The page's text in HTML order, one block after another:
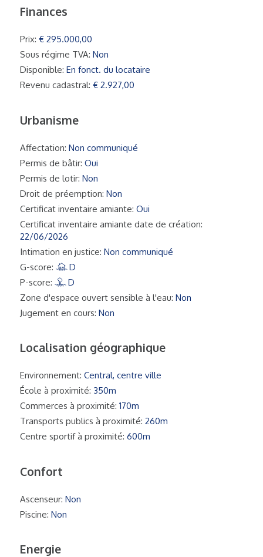
Finances
Prix: € 295.000,00
Sous régime TVA: Non
Disponible: En fonct. du locataire
Revenu cadastral: € 2.927,00
Urbanisme
Affectation: Non communiqué
Permis de bâtir: Oui
Permis de lotir: Non
Droit de préemption: Non
Certificat inventaire amiante: Oui
Certificat inventaire amiante date de création:
22/06/2026
Intimation en justice: Non communiqué
G-score:
D
P-score:
D
Zone d'espace ouvert sensible à l'eau: Non
Jugement en cours: Non
Localisation géographique
Environnement: Central, centre ville
École à proximité: 350m
Commerces à proximité: 170m
Transports publics à proximité: 260m
Centre sportif à proximité: 600m
Confort
Ascenseur: Non
Piscine: Non
Energie